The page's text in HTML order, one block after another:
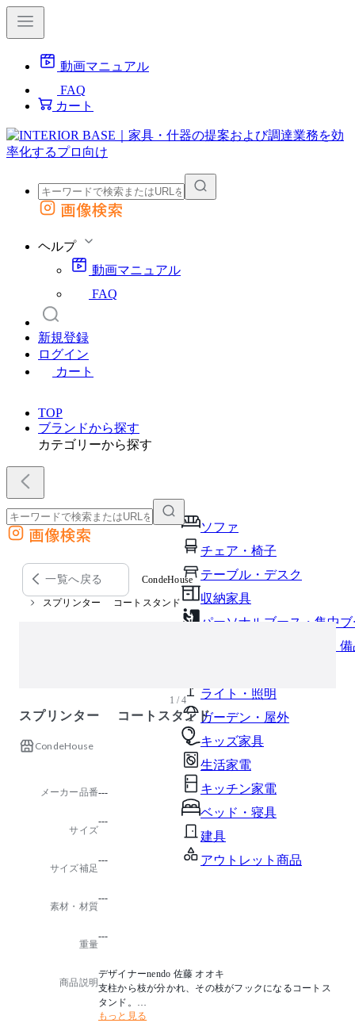
動画マニュアル
FAQ
カート
外部サイトの商品をカートに追加
画像検索
ヘルプ
動画マニュアル
FAQ
新規登録
ログイン
カート
TOP
ブランドから探す
カテゴリーから探す
ソファ
チェア・椅子
テーブル・デスク
収納家具
パーソナルブース・集中
オフィスアクセサリー・
ライト・照明
ガーデン・屋外
キッズ家具
生活家電
キッチン家電
ベッド・寝具
建具
アウトレット商品
外部サイトの商品をカートに追加
他のサイトで見つけた商品ページのURLを貼り付けて、カートに追加できます
画像検索
一覧へ戻る CondeHouse
スプリンター コートスタンド
1 / 4
スプリンター コートスタンド
CondeHouse
メーカー品番---
サイズ
---
サイズ補足
---
素材・材質
---
重量
---
商品説明
デザイナーnendo 佐藤 オオキ
支柱から枝が分かれ、その枝がフックになるコートス
タンド。
何も掛けない姿が美しく、また掛けてもコンパクトに
もっと見る